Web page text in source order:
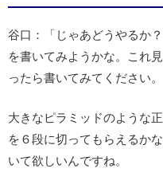
谷口：「じゃあどうやるか
を書いてみようかな。これ
ったら書いてみてください。
大きなピラミッドのような
を６段に切ってもらえるか
いて欲しいんですね。